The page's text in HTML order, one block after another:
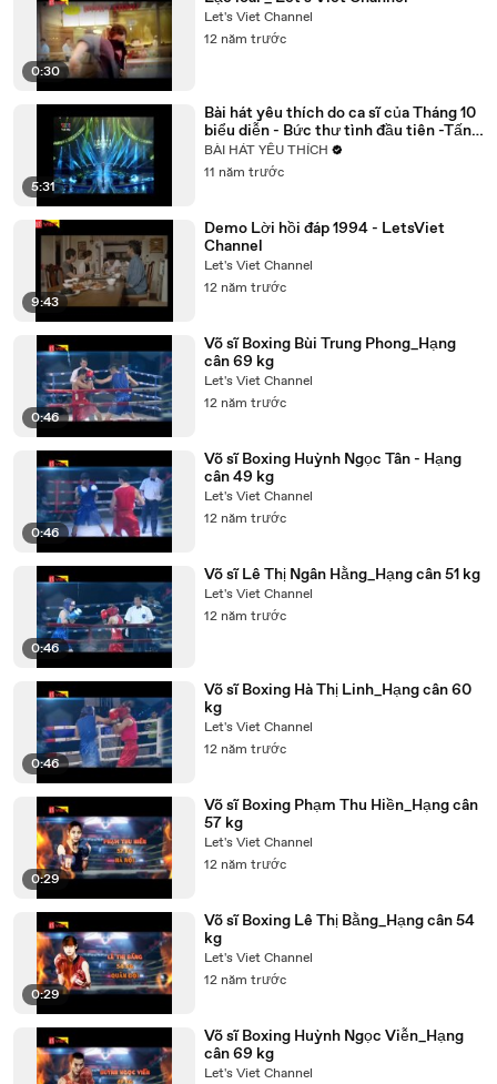
0:30
Let's Viet Channel
12 năm trước
5:31
Bài hát yêu thích do ca sĩ của Tháng 10
biểu diễn - Bức thư tình đầu tiên -Tấn
Minh
BÀI HÁT YÊU THÍCH
11 năm trước
9:43
Demo Lời hồi đáp 1994 - LetsViet
Channel
Let's Viet Channel
12 năm trước
0:46
Võ sĩ Boxing Bùi Trung Phong_Hạng
cân 69 kg
Let's Viet Channel
12 năm trước
0:46
Võ sĩ Boxing Huỳnh Ngọc Tân - Hạng
cân 49 kg
Let's Viet Channel
12 năm trước
0:46
Võ sĩ Lê Thị Ngân Hằng_Hạng cân 51 kg
Let's Viet Channel
12 năm trước
0:46
Võ sĩ Boxing Hà Thị Linh_Hạng cân 60
kg
Let's Viet Channel
12 năm trước
0:29
Võ sĩ Boxing Phạm Thu Hiền_Hạng cân
57 kg
Let's Viet Channel
12 năm trước
0:29
Võ sĩ Boxing Lê Thị Bằng_Hạng cân 54
kg
Let's Viet Channel
12 năm trước
Võ sĩ Boxing Huỳnh Ngọc Viễn_Hạng
cân 69 kg
Let's Viet Channel